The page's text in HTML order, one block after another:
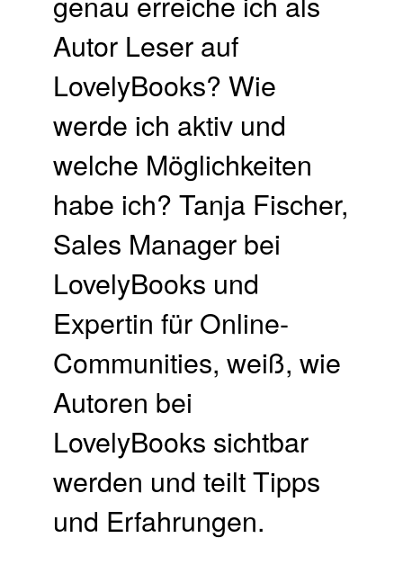
Autor Leser auf
LovelyBooks? Wie
werde ich aktiv und
welche Möglichkeiten
habe ich? Tanja Fischer,
Sales Manager bei
LovelyBooks und
Expertin für Online-
Communities, weiß, wie
Autoren bei
LovelyBooks sichtbar
werden und teilt Tipps
und Erfahrungen.